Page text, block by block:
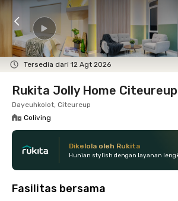
Tersedia dari 12 Agt 2026
8 Agt 26 - Belum tahu
Foto Fasilitas bersama Lokasi
Rukita Jolly Home
Dayeuhkolot, Citeureup
Coliving
Dikelola oleh Rukita
Hunian stylish dengan layanan
Fasilitas bersama